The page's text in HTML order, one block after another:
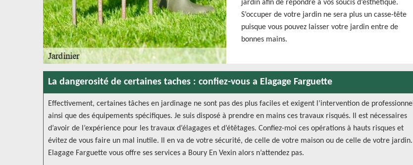
jardin afin de répondre à vos soucis d’esthétique.
S’occuper de votre jardin ne sera plus un casse-tête
puisque vous pouvez laisser votre jardin entre de
bonnes mains.
La dangerosité de certaines taches : confiez-vous a Elagage Farguette
Effectivement, certaines tâches en jardinage ne sont pas des plus faciles et exigent l’intervention de professionnel
ainsi que des équipements spécifiques. Je suis disposé à prendre en mains ces travaux risqués. Il est nécessaires
d’avoir de l’expérience pour les travaux d’élagages et d’étêtages. Confiez-moi ces opérations à hauts risques et
évitez de vous faire un mal inutile. Il en va de votre sécurité, de celle de votre maison ou de celle de votre jardin.
Elagage Farguette vous offre ses services a Boury En Vexin alors n’attendez pas.